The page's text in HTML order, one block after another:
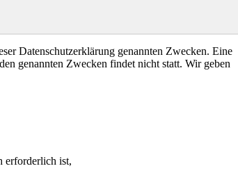
Datenschutzerklärung genannten Zwecken. Eine
genannten Zwecken findet nicht statt. Wir geben
erforderlich ist,